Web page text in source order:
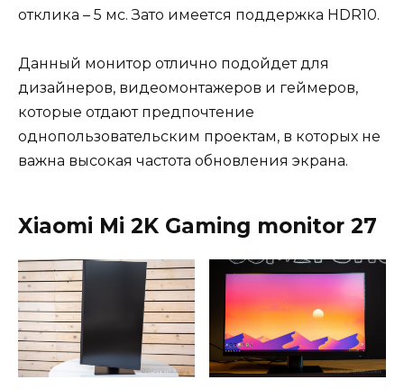
отклика – 5 мс. Зато имеется поддержка HDR10.
Данный монитор отлично подойдет для
дизайнеров, видеомонтажеров и геймеров,
которые отдают предпочтение
однопользовательским проектам, в которых не
важна высокая частота обновления экрана.
Xiaomi Mi 2K Gaming monitor 27